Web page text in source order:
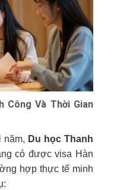
Công Và Thời Gian
năm, Du học Thanh
có được visa Hàn
hợp thực tế minh